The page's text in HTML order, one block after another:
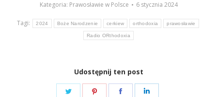
Kategoria: Prawosławie w Polsce 6 stycznia 2024
Tagi: 2024 Boże Narodzenie cerkiew orthodoxia prawosławie
Radio ORthodoxia
Udostępnij ten post
Share
Share
Share